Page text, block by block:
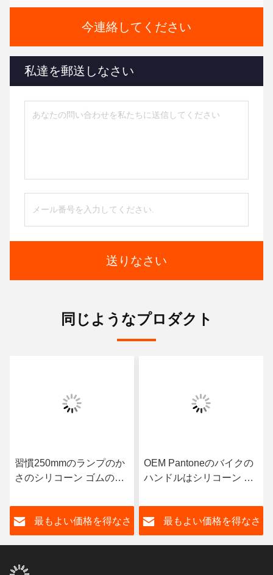
今連絡してください
私達を郵送しなさい
送りなさい
同じようなプロダクト
習慣250mmのランプのか
さのシリコーン ゴムの電
最もよい価格を得なさ
OEM Pantoneのバイクの
ハンドルはシリコーン ゴ
る
最もよい価格を得なさ